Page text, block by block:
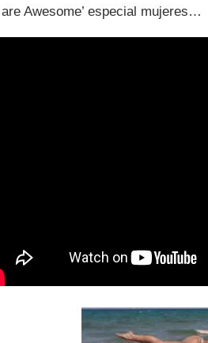
are Awesome’ especial mujeres…